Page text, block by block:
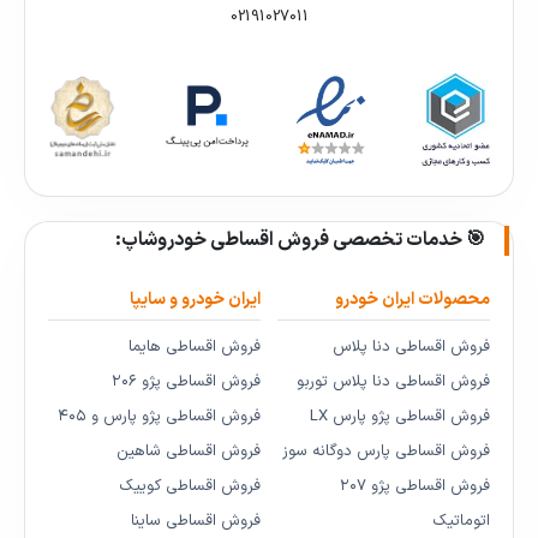
02191027011
🎯 خدمات تخصصی فروش اقساطی خودروشاپ:
محصولات ایران خودرو
فروش اقساطی دنا پلاس
فروش اقساطی دنا پلاس توربو
فروش اقساطی پژو پارس LX
فروش اقساطی پارس دوگانه سوز
فروش اقساطی پژو ۲۰۷
اتوماتیک
ایران خودرو و سایپا
فروش اقساطی هایما
فروش اقساطی پژو ۲۰۶
فروش اقساطی پژو پارس و ۴۰۵
فروش اقساطی شاهین
فروش اقساطی کوییک
فروش اقساطی ساینا